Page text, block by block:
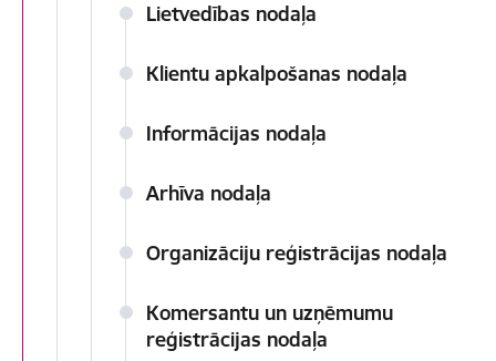
Lietvedības nodaļa
Klientu apkalpošanas nodaļa
Informācijas nodaļa
Arhīva nodaļa
Organizāciju reģistrācijas nodaļa
Komersantu un uzņēmumu
reģistrācijas nodaļa